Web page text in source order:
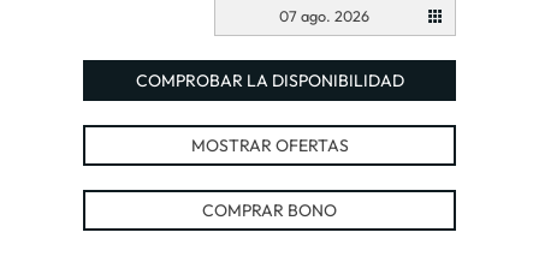
07 ago. 2026
COMPROBAR LA DISPONIBILIDAD
MOSTRAR OFERTAS
COMPRAR BONO